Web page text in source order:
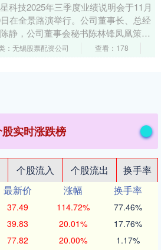
科技2025年三季度业绩说明会于11月
在全景路演举行。公司董事长、总经
静，公司董事会秘书陈林锋凤凰策
公司财务总监苏晓霞参与本次线上交
：无锡股票配资公司 查看：178
实时涨跌榜
个股流入 个股流出
换手率
最新价 涨幅
换手率
37.49 114.72% 77.46%
39.83 20.01% 17.76%
77.82 20.00% 1.17%